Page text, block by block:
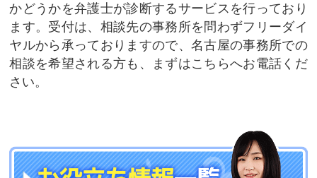
かどうかを弁護士が診断するサービスを行っており
ます。受付は、相談先の事務所を問わずフリーダイ
ヤルから承っておりますので、名古屋の事務所での
相談を希望される方も、まずはこちらへお電話くだ
さい。